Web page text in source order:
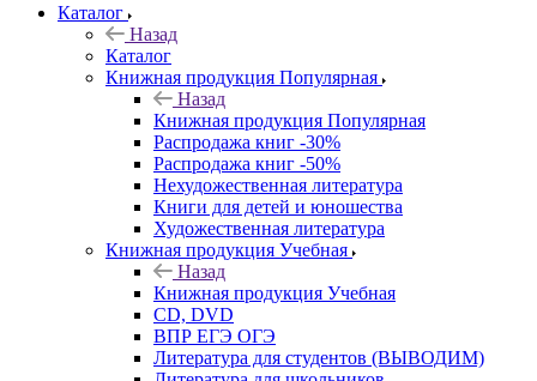
Каталог
Назад
Каталог
Книжная продукция Популярная
Назад
Книжная продукция Популярная
Распродажа книг -30%
Распродажа книг -50%
Нехудожественная литература
Книги для детей и юношества
Художественная литература
Книжная продукция Учебная
Назад
Книжная продукция Учебная
CD, DVD
ВПР ЕГЭ ОГЭ
Литература для студентов (ВЫВОДИМ)